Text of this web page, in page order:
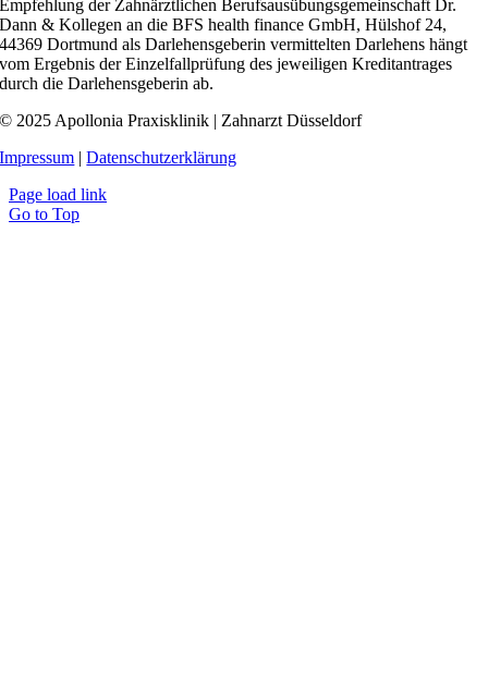
Empfehlung der Zahnärztlichen Berufsausübungsgemeinschaft Dr.
Dann & Kollegen an die BFS health finance GmbH, Hülshof 24,
44369 Dortmund als Darlehensgeberin vermittelten Darlehens hängt
vom Ergebnis der Einzelfallprüfung des jeweiligen Kreditantrages
durch die Darlehensgeberin ab.
© 2025 Apollonia Praxisklinik | Zahnarzt Düsseldorf
Impressum |Datenschutzerklärung
Page load link
Go to Top